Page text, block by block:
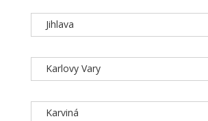
Jihlava
Karlovy Vary
Karviná